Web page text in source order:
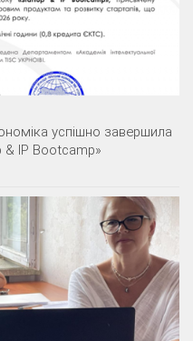
успішно завершила
& IP Bootcamp»